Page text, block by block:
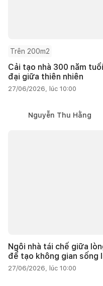
Trên 200m2
Cải tạo nhà 300 năm
đại giữa thiên nhiên
27/06/2026, lúc 10:00
Nguyễn Thu Hằng
Ngôi nhà tái chế giữa
để tạo không gian sống
27/06/2026, lúc 10:00